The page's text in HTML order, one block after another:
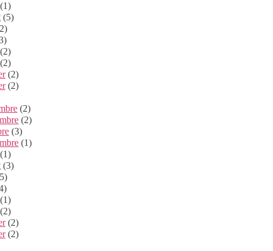
(1)
(5)
(2)
(2)
(2)
(2)
(2)
(2)
(3)
(1)
(1)
(3)
(1)
(2)
(2)
(2)